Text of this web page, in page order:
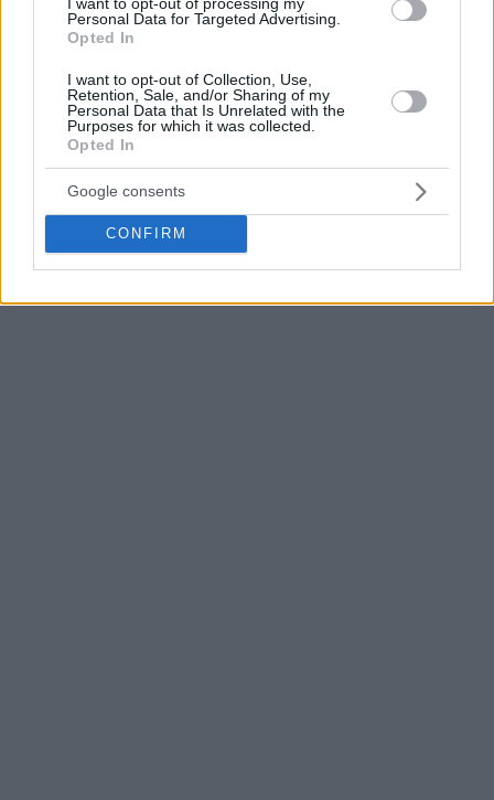
Personal Data for Targeted Advertising.
Opted In
I want to opt-out of Collection, Use,
Retention, Sale, and/or Sharing of my
Personal Data that Is Unrelated with the
Purposes for which it was collected.
Opted In
Google consents
CONFIRM